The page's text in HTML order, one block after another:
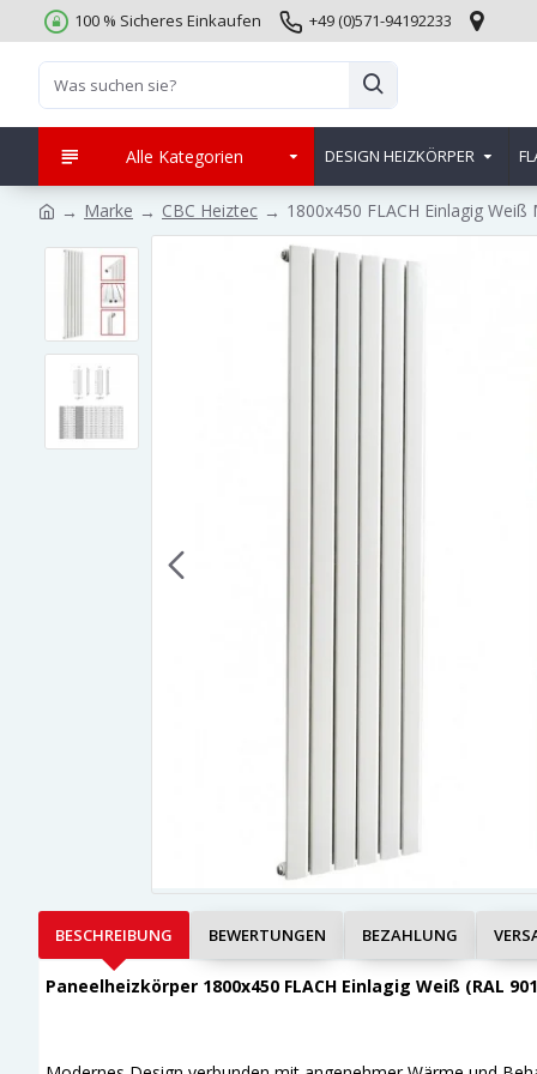
100 % Sicheres Einkaufen +49 (0)571-94192233
Alle Kategorien DESIGN HEIZKÖRPER
Marke CBC Heiztec 1800x450 FLACH Einlagig
BESCHREIBUNG BEWERTUNGEN BEZAHLUNG
Paneelheizkörper 1800x450 FLACH Einlagig Weiß (RAL